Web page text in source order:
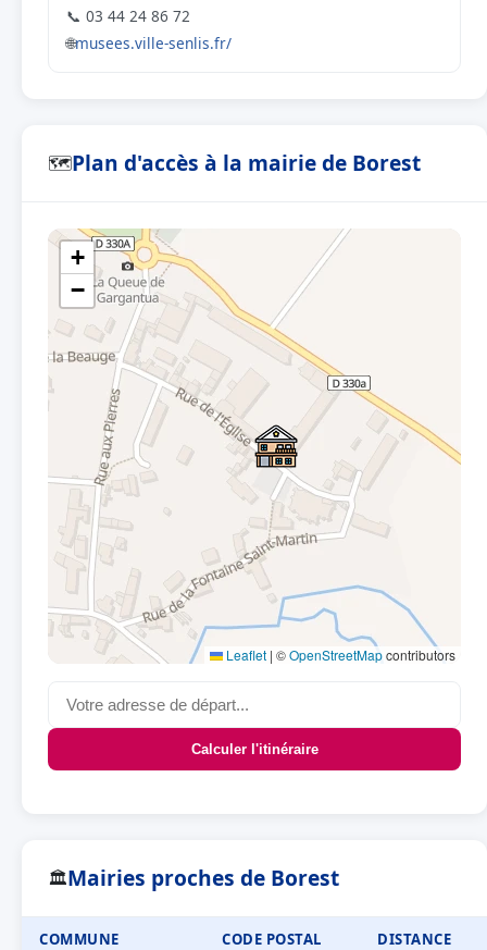
📞 03 44 24 86 72
🌐musees.ville-senlis.fr/
🗺Plan d'accès à la mairie de Borest
+
−
Leaflet | ©OpenStreetMapcontributors
Calculer l'itinéraire
🏛Mairies proches de Borest
COMMUNE CODE POSTAL DISTANCE